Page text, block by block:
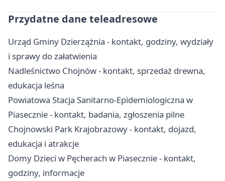
Przydatne dane teleadresowe
Urząd Gminy Dzierzążnia - kontakt, godziny, wydziały
i sprawy do załatwienia
Nadleśnictwo Chojnów - kontakt, sprzedaż drewna,
edukacja leśna
Powiatowa Stacja Sanitarno-Epidemiologiczna w
Piasecznie - kontakt, badania, zgłoszenia pilne
Chojnowski Park Krajobrazowy - kontakt, dojazd,
edukacja i atrakcje
Domy Dzieci w Pęcherach w Piasecznie - kontakt,
godziny, informacje